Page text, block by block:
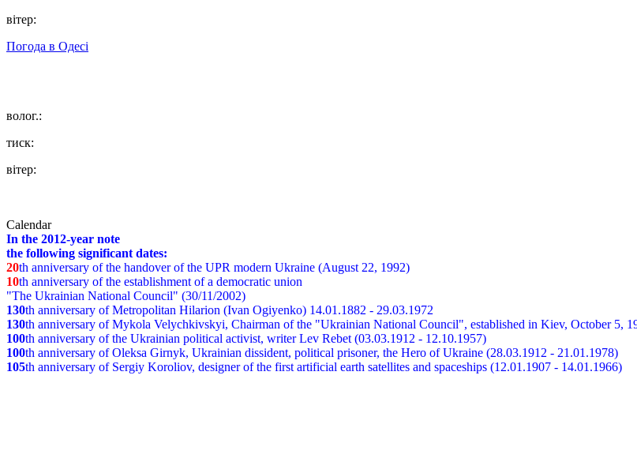
вітер:
Погода в Одесі
волог.:
тиск:
вітер:
Calendar
In the 2012-year note
the following significant dates:
20th anniversary of the handover of the UPR modern Ukraine (August 22, 1992)
10th anniversary of the establishment of a democratic union
"The Ukrainian National Council" (30/11/2002)
130th anniversary of Metropolitan Hilarion (Ivan Ogiyenko) 14.01.1882 - 29.03.1972
130th anniversary of Mykola Velychkivskyi, Chairman of the "Ukrainian National Council", established in Kiev, October 5,
100th anniversary of the Ukrainian political activist, writer Lev Rebet (03.03.1912 - 12.10.1957)
100th anniversary of Oleksa Girnyk, Ukrainian dissident, political prisoner, the Hero of Ukraine (28.03.1912 - 21.01.1978)
105th anniversary of Sergiy Koroliov, designer of the first artificial earth satellites and spaceships (12.01.1907 - 14.01.1966)